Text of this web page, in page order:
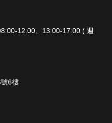
12:00、13:00-17:00 ( 週
6樓